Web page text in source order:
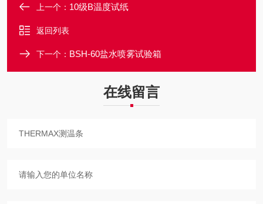
上一个： 10级B温度试纸
返回列表
下一个： BSH-60盐水喷雾试验箱
在线留言